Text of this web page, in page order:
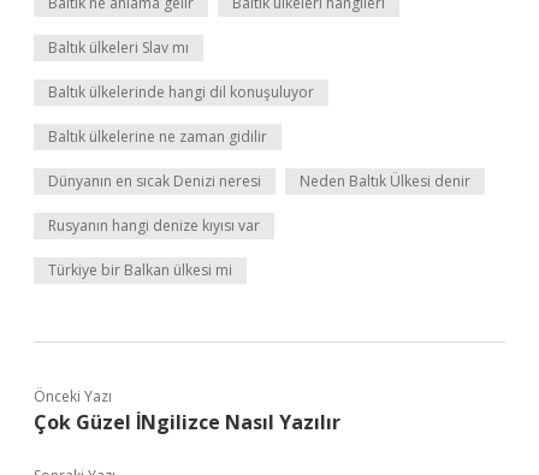
Baltık ülkeleri Slav mı
Baltık ülkelerinde hangi dil konuşuluyor
Baltık ülkelerine ne zaman gidilir
Dünyanın en sıcak Denizi neresi Neden Baltık Ülkesi denir
Rusyanın hangi denize kıyısı var
Türkiye bir Balkan ülkesi mi
Önceki Yazı
Çok Güzel İNgilizce Nasıl Yazılır